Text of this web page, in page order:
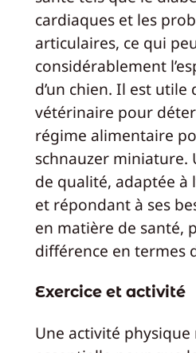
cardiaques et les
articulaires, ce qui
considérablement
d’un chien. Il est
vétérinaire pour
régime alimentaire
schnauzer miniature.
de qualité, adaptée à
et répondant à ses
en matière de santé,
différence en termes
Exercice et activité
Une activité